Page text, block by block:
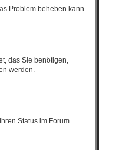
Problem beheben kann.
das Sie benötigen,
werden.
Status im Forum